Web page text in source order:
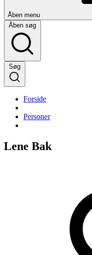
Åben menu
Åben søg
Søg
Forside
Personer
Lene Bak